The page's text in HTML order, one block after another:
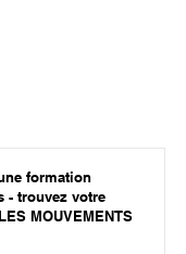
formation
- trouvez votre
MOUVEMENTS